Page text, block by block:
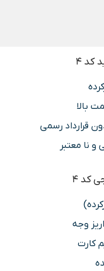
کد 4
بالا
قرارداد رسمی
نا معتبر
کد 4
وجه
کارت